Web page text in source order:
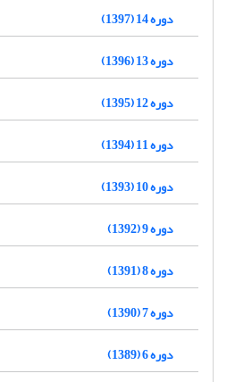
دوره 14 (1397)
دوره 13 (1396)
دوره 12 (1395)
دوره 11 (1394)
دوره 10 (1393)
دوره 9 (1392)
دوره 8 (1391)
دوره 7 (1390)
دوره 6 (1389)